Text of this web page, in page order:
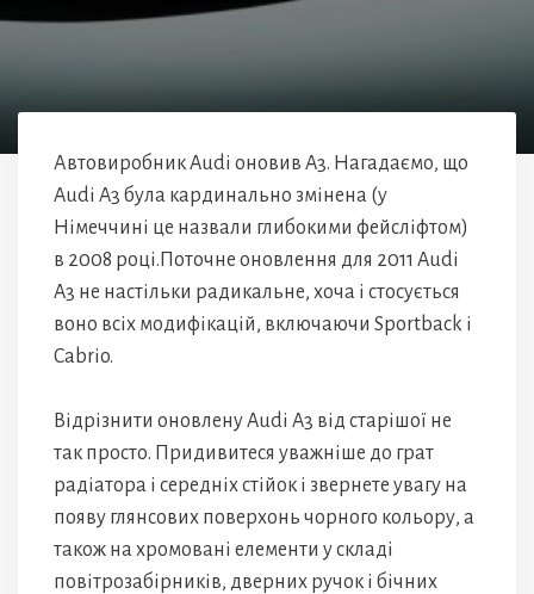
Автовиробник Audi оновив A3. Нагадаємо, що
Audi A3 була кардинально змінена (у
Німеччині це назвали глибокими фейсліфтом)
в 2008 році.Поточне оновлення для 2011 Audi
A3 не настільки радикальне, хоча і стосується
воно всіх модифікацій, включаючи Sportback і
Cabrio.
Відрізнити оновлену Audi A3 від старішої не
так просто. Придивитеся уважніше до грат
радіатора і середніх стійок і звернете увагу на
появу глянсових поверхонь чорного кольору, а
також на хромовані елементи у складі
повітрозабірників, дверних ручок і бічних